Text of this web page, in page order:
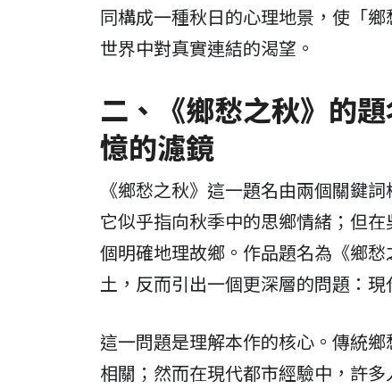
同構成一種秋日的心理地景，使「
世界中對真實連結的渴望。
二、《鄉愁之秋》的
憶的濾鏡
《鄉愁之秋》這一題名由兩個關鍵
它似乎指向秋季中的思鄉情緒；但
個明確地理故鄉。作品題名為《鄉
土，反而引出一個更深層的問題：
這一問題是理解本作的核心。傳統
相關；然而在現代都市經驗中，許